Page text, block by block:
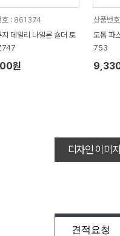
호 : 861374
지 데일리 나일론 숄더 토
원
상품번
도톰 파
753
디자인 이미
견적요청